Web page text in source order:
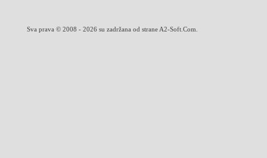
Sva prava © 2008 - 2026 su zadržana od strane A2-Soft.Com.